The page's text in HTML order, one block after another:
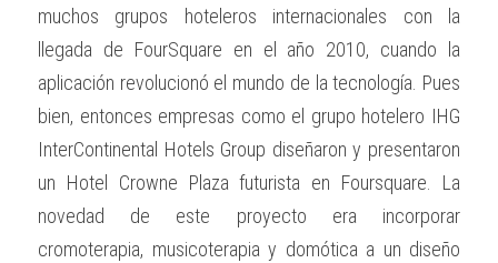
muchos grupos hoteleros internacionales con la
llegada de FourSquare en el año 2010, cuando la
aplicación revolucionó el mundo de la tecnología. Pues
bien, entonces empresas como el grupo hotelero IHG
InterContinental Hotels Group diseñaron y presentaron
un Hotel Crowne Plaza futurista en Foursquare. La
novedad de este proyecto era incorporar
cromoterapia, musicoterapia y domótica a un diseño